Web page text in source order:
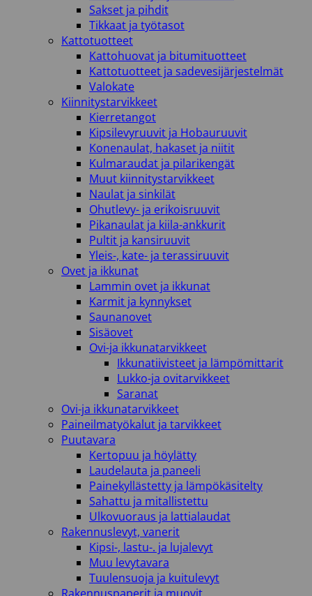
Sakset ja pihdit
Tikkaat ja työtasot
Kattotuotteet
Kattohuovat ja bitumituotteet
Kattotuotteet ja sadevesijärjestelmät
Valokate
Kiinnitystarvikkeet
Kierretangot
Kipsilevyruuvit ja Hobauruuvit
Konenaulat, hakaset ja niitit
Kulmaraudat ja pilarikengät
Muut kiinnitystarvikkeet
Naulat ja sinkilät
Ohutlevy- ja erikoisruuvit
Pikanaulat ja kiila-ankkurit
Pultit ja kansiruuvit
Yleis-, kate- ja terassiruuvit
Ovet ja ikkunat
Lammin ovet ja ikkunat
Karmit ja kynnykset
Saunanovet
Sisäovet
Ovi-ja ikkunatarvikkeet
Ikkunatiivisteet ja lämpömittarit
Lukko-ja ovitarvikkeet
Saranat
Ovi-ja ikkunatarvikkeet
Paineilmatyökalut ja tarvikkeet
Puutavara
Kertopuu ja höylätty
Laudelauta ja paneeli
Painekyllästetty ja lämpökäsitelty
Sahattu ja mitallistettu
Ulkovuoraus ja lattialaudat
Rakennuslevyt, vanerit
Kipsi-, lastu-. ja lujalevyt
Muu levytavara
Tuulensuoja ja kuitulevyt